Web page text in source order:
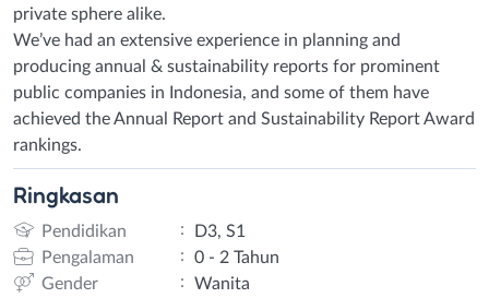
private sphere alike.
We’ve had an extensive experience in planning and
producing annual & sustainability reports for prominent
public companies in Indonesia, and some of them have
achieved the Annual Report and Sustainability Report Award
rankings.
Ringkasan
Pendidikan :
D3, S1
Pengalaman
:
0 - 2 Tahun
Gender
:
Wanita